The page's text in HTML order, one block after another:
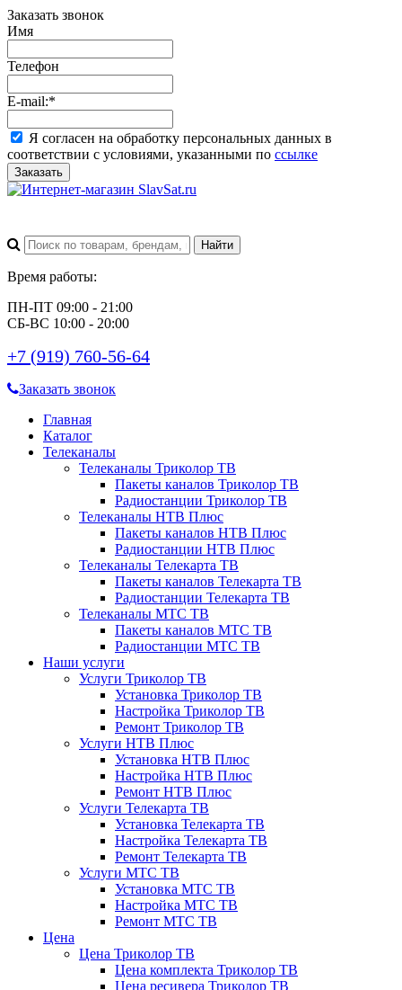
Заказать звонок
Имя
Телефон
E-mail:*
Я согласен на обработку персональных данных в
соответствии с условиями, указанными по ссылке
Заказать
Время работы:
ПН-ПТ 09:00 - 21:00
СБ-ВС 10:00 - 20:00
+7 (919) 760-56-64
Заказать звонок
Главная
Каталог
Телеканалы
Телеканалы Триколор ТВ
Пакеты каналов Триколор ТВ
Радиостанции Триколор ТВ
Телеканалы НТВ Плюс
Пакеты каналов НТВ Плюс
Радиостанции НТВ Плюс
Телеканалы Телекарта ТВ
Пакеты каналов Телекарта ТВ
Радиостанции Телекарта ТВ
Телеканалы МТС ТВ
Пакеты каналов МТС ТВ
Радиостанции МТС ТВ
Наши услуги
Услуги Триколор ТВ
Установка Триколор ТВ
Настройка Триколор ТВ
Ремонт Триколор ТВ
Услуги НТВ Плюс
Установка НТВ Плюс
Настройка НТВ Плюс
Ремонт НТВ Плюс
Услуги Телекарта ТВ
Установка Телекарта ТВ
Настройка Телекарта ТВ
Ремонт Телекарта ТВ
Услуги МТС ТВ
Установка МТС ТВ
Настройка МТС ТВ
Ремонт МТС ТВ
Цена
Цена Триколор ТВ
Цена комплекта Триколор ТВ
Цена ресивера Триколор ТВ